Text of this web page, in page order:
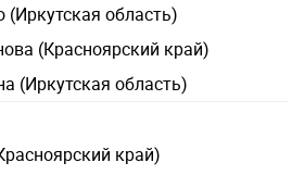
(Иркутская область)
(Красноярский край)
(Иркутская область)
край)